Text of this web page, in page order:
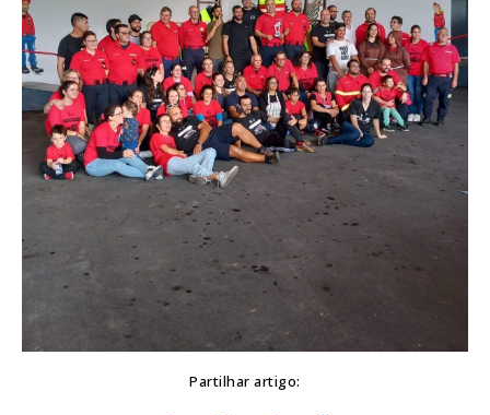
Partilhar artigo: